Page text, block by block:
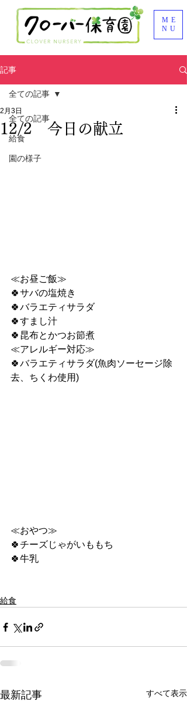
ME
NU
記事
全ての記事
給食
園の様子
全ての記事
12/2 今日の献立
2月3日
≪お昼ご飯≫
🍀サバの塩焼き
🍀バラエティサラダ
🍀すまし汁
🍀昆布とかつお節煮
≪アレルギー対応≫
🍀バラエティサラダ(魚肉ソーセージ除
去、ちくわ使用)
≪おやつ≫
🍀チーズじゃがいももち
🍀牛乳
給食
最新記事 すべて表示